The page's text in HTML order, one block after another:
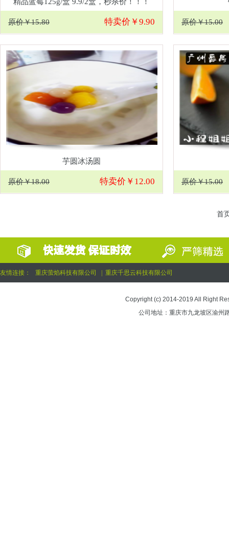
原价￥15.80 特卖价￥9.90 原价￥15.00
芋圆冰汤圆
原价￥18.00 特卖价￥12.00 原价￥15.00
首
友情连接： 重庆萤焰科技有限公司 重庆千思云科技有限公司
Copyright (c) 2014-2019 All Right
公司地址：重庆市九龙坡区渝州